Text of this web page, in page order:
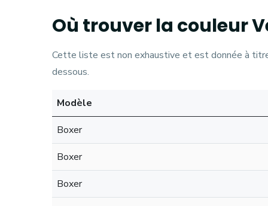
Où trouver la couleur
Cette liste est non exhaustive et est donnée à
dessous.
Modèle
Boxer
Boxer
Boxer